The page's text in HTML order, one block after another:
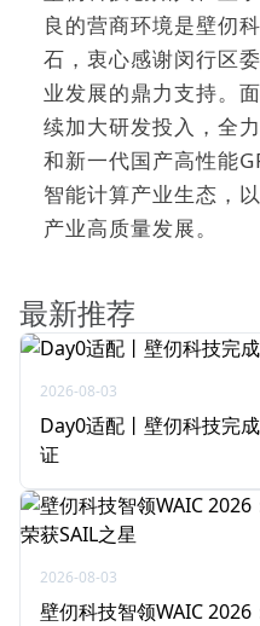
良的营商环境是壁仞
石，衷心感谢闵行区
业发展的鼎力支持。
续加大研发投入，全
和新一代国产高性能
智能计算产业生态，
产业高质量发展。
最新推荐
2026-08-03
Day0适配丨壁仞科技完
证
2026-08-03
壁仞科技智领WAIC